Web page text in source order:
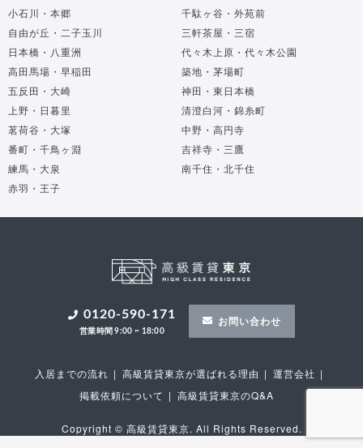
小石川・本郷
千駄ヶ谷・外苑前
自由が丘・二子玉川
三軒茶屋・三宿
日本橋・八重洲
代々木上原・代々木公園
高田馬場・早稲田
築地・茅場町
五反田・大崎
神田・東日本橋
上野・日暮里
清澄白河・錦糸町
茗荷谷・大塚
中野・高円寺
番町・千鳥ヶ淵
吉祥寺・三鷹
練馬・大泉
南千住・北千住
赤羽・王子
0120-590-171
営業時間 9:00 ~ 18:00
お問い合わせ
入居までの流れ 高級賃貸東京が選ばれる理由
運営会社
掲載依頼について
高級賃貸東京のQ&A
Copyright © 高級賃貸東京. All Rights Reserved.